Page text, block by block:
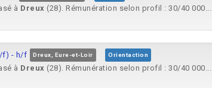
à Dreux (28). Rémunération selon profil : 30/40 000...
f) - h/f Dreux, Eure-et-Loir Orientaction
à Dreux (28). Rémunération selon profil : 30/40 000...